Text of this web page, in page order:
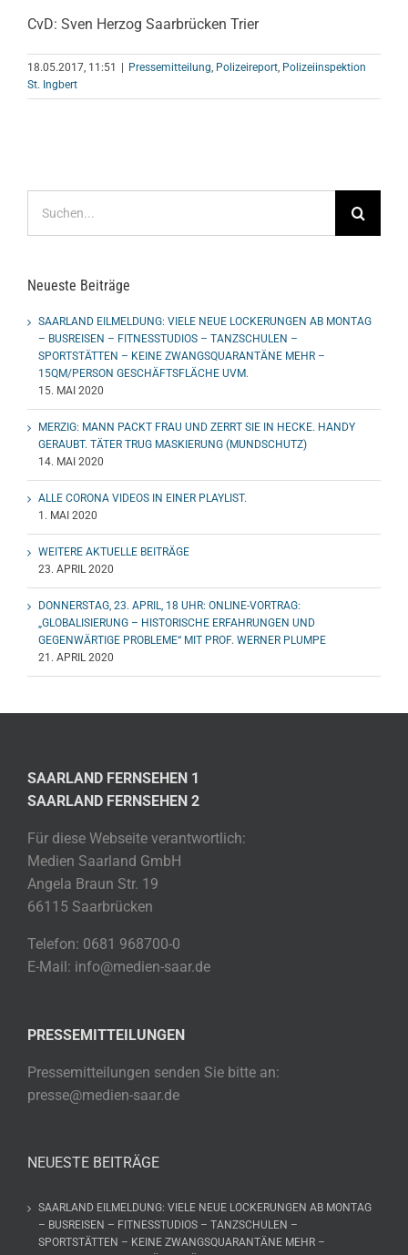
CvD: Sven Herzog Saarbrücken Trier
18.05.2017, 11:51 Pressemitteilung, Polizeireport, Polizeiinspektion
St. Ingbert
nach:
Neueste Beiträge
SAARLAND EILMELDUNG: VIELE NEUE LOCKERUNGEN AB MONTAG
– BUSREISEN – FITNESSTUDIOS – TANZSCHULEN –
SPORTSTÄTTEN – KEINE ZWANGSQUARANTÄNE MEHR –
15QM/PERSON GESCHÄFTSFLÄCHE UVM.
15. MAI 2020
MERZIG: MANN PACKT FRAU UND ZERRT SIE IN HECKE. HANDY
GERAUBT. TÄTER TRUG MASKIERUNG (MUNDSCHUTZ)
14. MAI 2020
ALLE CORONA VIDEOS IN EINER PLAYLIST.
1. MAI 2020
WEITERE AKTUELLE BEITRÄGE
23. APRIL 2020
DONNERSTAG, 23. APRIL, 18 UHR: ONLINE-VORTRAG:
„GLOBALISIERUNG – HISTORISCHE ERFAHRUNGEN UND
GEGENWÄRTIGE PROBLEME“ MIT PROF. WERNER PLUMPE
21. APRIL 2020
SAARLAND FERNSEHEN 1
SAARLAND FERNSEHEN 2
Für diese Webseite verantwortlich:
Medien Saarland GmbH
Angela Braun Str. 19
66115 Saarbrücken
Telefon: 0681 968700-0
E-Mail: info@medien-saar.de
PRESSEMITTEILUNGEN
Pressemitteilungen senden Sie bitte an:
presse@medien-saar.de
NEUESTE BEITRÄGE
SAARLAND EILMELDUNG: VIELE NEUE LOCKERUNGEN AB MONTAG
– BUSREISEN – FITNESSTUDIOS – TANZSCHULEN –
SPORTSTÄTTEN – KEINE ZWANGSQUARANTÄNE MEHR –